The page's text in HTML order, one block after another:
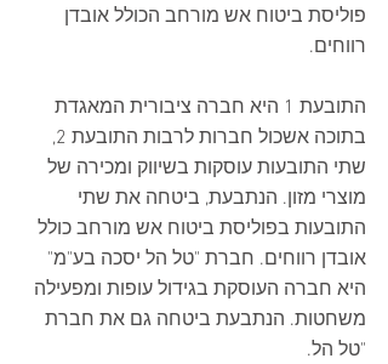
פוליסת ביטוח אש מורחב הכולל אובדן
רווחים.
התובעת 1 היא חברה ציבורית המאגדת
בתוכה אשכול חברות לרבות התובעת 2,
שתי התובעות עוסקות בשיווק ומכירה של
מוצרי מזון. הנתבעת, ביטחה את שתי
התובעות בפוליסת ביטוח אש מורחב כולל
אובדן רווחים. חברת "טל הל יסכה בע"מ"
היא חברה העוסקת בגידול עופות ומפעילה
משחטות. הנתבעת ביטחה גם את חברת
"טל הל.